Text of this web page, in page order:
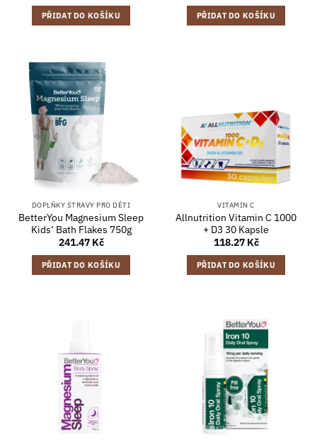
PŘIDAT DO KOŠÍKU PŘIDAT DO KOŠÍKU
DOPLŇKY STRAVY PRO DĚTI
BetterYou Magnesium Sleep
Kids‘ Bath Flakes 750g
241.47 Kč
PŘIDAT DO KOŠÍKU
VITAMÍN C
Allnutrition Vitamin C 1000
+ D3 30 Kapsle
118.27 Kč
PŘIDAT DO KOŠÍKU